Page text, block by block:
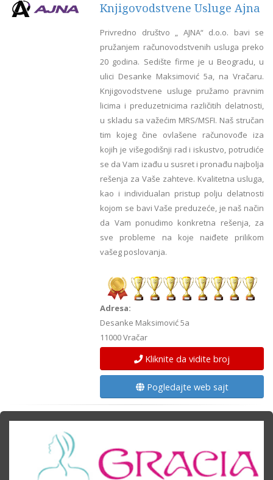
Knjigovodstvene Usluge Ajna
Privredno društvo „ AJNA“ d.o.o. bavi se
pružanjem računovodstvenih usluga preko
20 godina. Sedište firme je u Beogradu, u
ulici Desanke Maksimović 5a, na Vračaru.
Knjigovodstvene usluge pružamo pravnim
licima i preduzetnicima različitih delatnosti,
u skladu sa važećim MRS/MSFI. Naš stručan
tim kojeg čine ovlašene računovođe iza
kojih je višegodišnji rad i iskustvo, potrudiće
se da Vam izađu u susret i pronađu najbolja
rešenja za Vaše zahteve. Kvalitetna usluga,
kao i individualan pristup polju delatnosti
kojom se bavi Vaše preduzeće, je naš način
da Vam ponudimo konkretna rešenja, za
sve probleme na koje naiđete prilikom
vašeg poslovanja.
Adresa:
Desanke Maksimović 5a
11000 Vračar
Kliknite da vidite broj
Pogledajte web sajt